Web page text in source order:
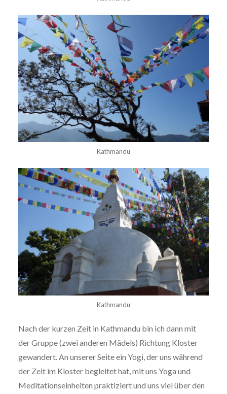
Kathmandu
Kathmandu
Nach der kurzen Zeit in Kathmandu bin ich dann mit
der Gruppe (zwei anderen Mädels) Richtung Kloster
gewandert. An unserer Seite ein Yogi, der uns während
der Zeit im Kloster begleitet hat, mit uns Yoga und
Meditationseinheiten praktiziert und uns viel über den